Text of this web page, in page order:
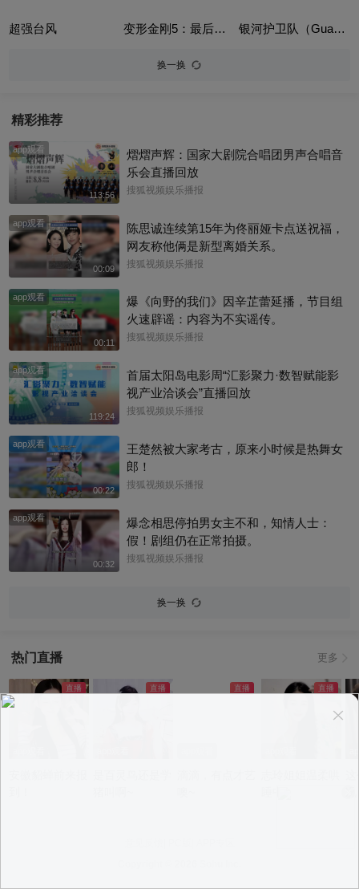
超强台风 变形金刚5：最后的骑士（Transformers: The Last Knight） 银河护卫队（Guardians of the Galaxy）英语版
换一换
精彩推荐
app观看
113:56
熠熠声辉：国家大剧院合唱团男声合唱音
乐会直播回放
搜狐视频娱乐播报
app观看
00:09
陈思诚连续第15年为佟丽娅卡点送祝福，
网友称他俩是新型离婚关系。
搜狐视频娱乐播报
app观看
00:11
爆《向野的我们》因辛芷蕾延播，节目组
火速辟谣：内容为不实谣传。
搜狐视频娱乐播报
app观看
119:24
首届太阳岛电影周“汇影聚力·数智赋能影
视产业洽谈会”直播回放
搜狐视频娱乐播报
app观看
00:22
王楚然被大家考古，原来小时候是热舞女
郎！
搜狐视频娱乐播报
app观看
00:32
爆念相思停拍男女主不和，知情人士：
假！剧组仍在正常拍摄。
搜狐视频娱乐播报
换一换
热门直播 更多